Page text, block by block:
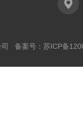
备案号： 苏ICP备